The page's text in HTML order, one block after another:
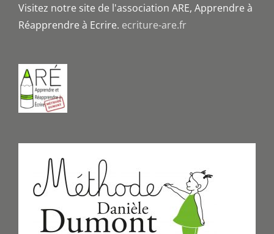
Visitez notre site de l'association ARE, Apprendre à
Réapprendre à Ecrire. ecriture-are.fr